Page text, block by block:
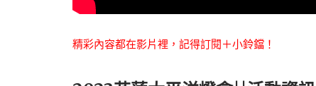
精彩內容都在影片裡，記得訂閱＋小鈴鐺！